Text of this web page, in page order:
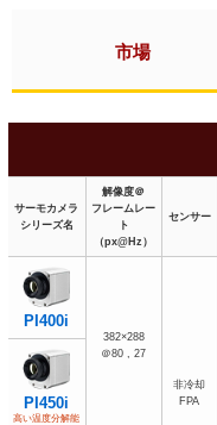
市場
サーモカメラ
シリーズ名
解像度＠
フレームレー
ト
（px@Hz）
センサー
PI400i
382×288
＠80 , 27
非冷却
FPA
PI450i
高い温度分解能